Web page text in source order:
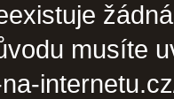
musíte